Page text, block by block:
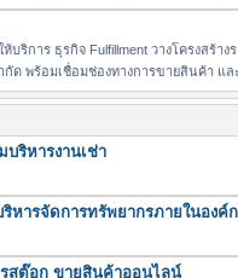
ริการ ธุรกิจ Fulfillment วางโครงสร้า
ด พร้อมเชื่อมช่องทางการขายสินค้า แ
บริหารงานเช่า
หารจัดการทรัพยากรภายในองค์
สต๊อก ขายสินค้าออนไลน์